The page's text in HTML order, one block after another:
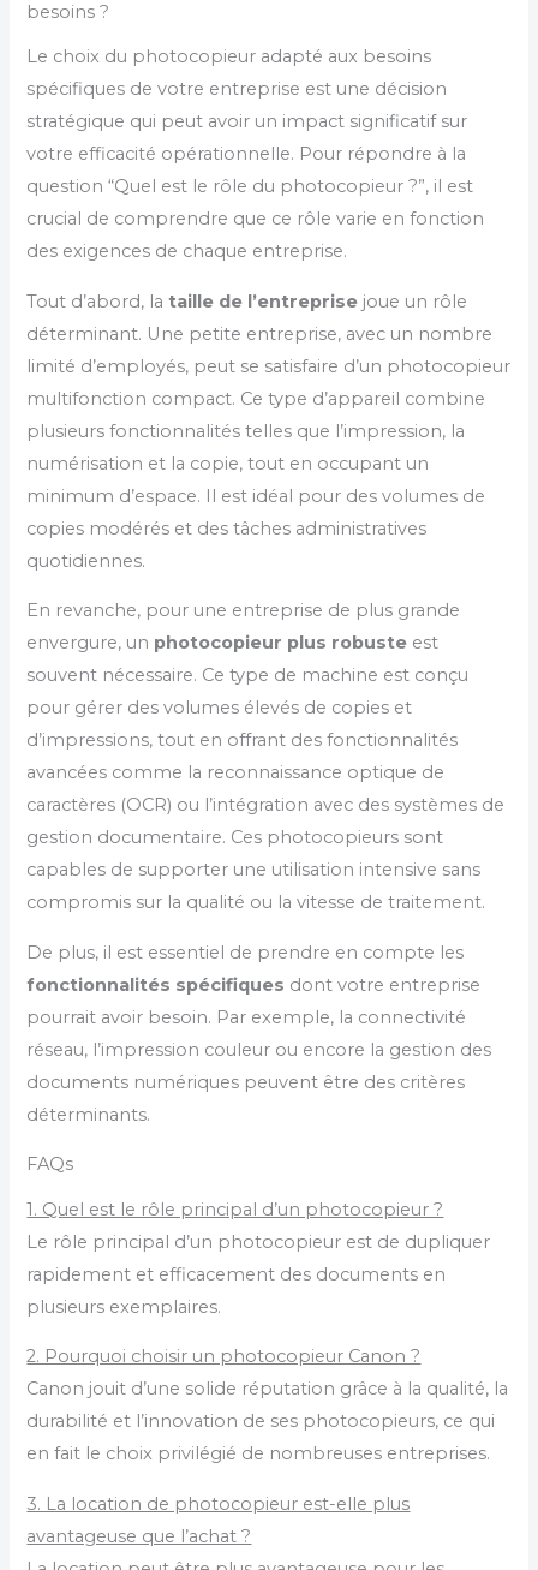
besoins ?
Le choix du photocopieur adapté aux besoins
spécifiques de votre entreprise est une décision
stratégique qui peut avoir un impact significatif sur
votre efficacité opérationnelle. Pour répondre à la
question “Quel est le rôle du photocopieur ?”, il est
crucial de comprendre que ce rôle varie en fonction
des exigences de chaque entreprise.
Tout d’abord, lataille de l’entreprise joue un rôle
déterminant. Une petite entreprise, avec un nombre
limité d’employés, peut se satisfaire d’un photocopieur
multifonction compact. Ce type d’appareil combine
plusieurs fonctionnalités telles que l’impression, la
numérisation et la copie, tout en occupant un
minimum d’espace. Il est idéal pour des volumes de
copies modérés et des tâches administratives
quotidiennes.
En revanche, pour une entreprise de plus grande
envergure, un photocopieur plus robuste est
souvent nécessaire. Ce type de machine est conçu
pour gérer des volumes élevés de copies et
d’impressions, tout en offrant des fonctionnalités
avancées comme la reconnaissance optique de
caractères (OCR) ou l’intégration avec des systèmes de
gestion documentaire. Ces photocopieurs sont
capables de supporter une utilisation intensive sans
compromis sur la qualité ou la vitesse de traitement.
De plus, il est essentiel de prendre en compte les
fonctionnalités spécifiques dont votre entreprise
pourrait avoir besoin. Par exemple, la connectivité
réseau, l’impression couleur ou encore la gestion des
documents numériques peuvent être des critères
déterminants.
FAQs
1. Quel est le rôle principal d’un photocopieur ?
Le rôle principal d’un photocopieur est de dupliquer
rapidement et efficacement des documents en
plusieurs exemplaires.
2. Pourquoi choisir un photocopieur Canon ?
Canon jouit d’une solide réputation grâce à la qualité, la
durabilité et l’innovation de ses photocopieurs, ce qui
en fait le choix privilégié de nombreuses entreprises.
3. La location de photocopieur est-elle plus
avantageuse que l’achat ?